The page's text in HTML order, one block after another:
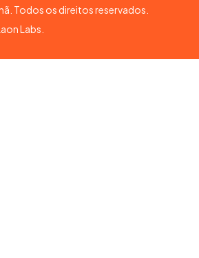
Todos os direitos reservados.
Labs